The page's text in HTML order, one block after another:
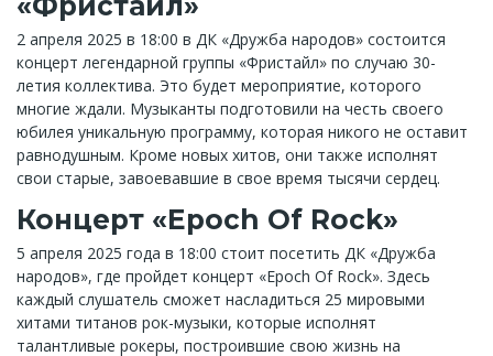
2 апреля 2025 в 18:00 в ДК «Дружба народов» состоится
концерт легендарной группы «Фристайл» по случаю 30-
летия коллектива. Это будет мероприятие, которого
многие ждали. Музыканты подготовили на честь своего
юбилея уникальную программу, которая никого не оставит
равнодушным. Кроме новых хитов, они также исполнят
свои старые, завоевавшие в свое время тысячи сердец.
Концерт «Epoch Of Rock»
5 апреля 2025 года в 18:00 стоит посетить ДК «Дружба
народов», где пройдет концерт «Epoch Of Rock». Здесь
каждый слушатель сможет насладиться 25 мировыми
хитами титанов рок-музыки, которые исполнят
талантливые рокеры, построившие свою жизнь на